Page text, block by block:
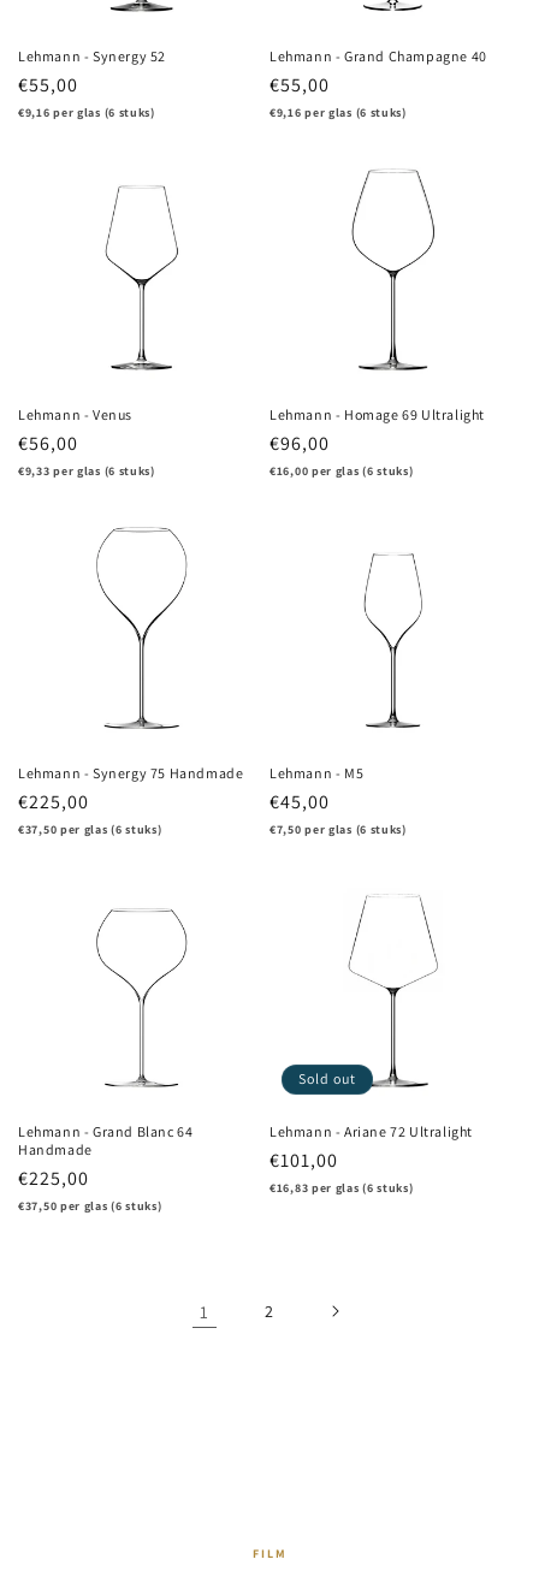
Lehmann - Synergy 52
Regular
price
€55,00
€9,16 per glas (6 stuks)
Lehmann - Grand Champagne 40
Regular
price
€55,00
€9,16 per glas (6 stuks)
Lehmann - Venus
Regular
price
€56,00
€9,33 per glas (6 stuks)
Lehmann - Homage 69 Ultralight
Regular
price
€96,00
€16,00 per glas (6 stuks)
Lehmann - Synergy 75 Handmade
Regular
price
€225,00
€37,50 per glas (6 stuks)
Lehmann - M5
Regular
price
€45,00
€7,50 per glas (6 stuks)
Lehmann - Grand Blanc 64
Handmade
Regular
price
€225,00
€37,50 per glas (6 stuks)
Sold out
Lehmann - Ariane 72 Ultralight
Regular
price
€101,00
€16,83 per glas (6 stuks)
1 2
FILM